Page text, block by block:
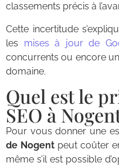
classements précis à
Cette incertitude
les mises à jour de
concurrents ou encore
domaine.
Quel est le
SEO à
Pour vous donner une
de Nogentpeut coûter
même s’il est possible